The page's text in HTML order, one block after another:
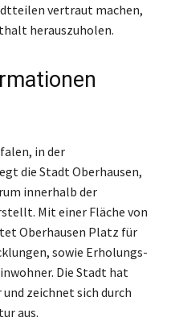
vertraut machen,
herauszuholen.
in der
die Stadt Oberhausen,
innerhalb der
Mit einer Fläche von
Oberhausen Platz für
sowie Erholungs-
Die Stadt hat
zeichnet sich durch
aus.